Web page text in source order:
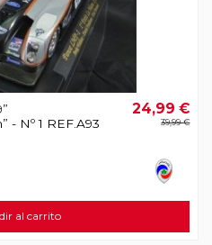
- Nº 1 REF.A93
24,99 €
39,99 €
al carrito